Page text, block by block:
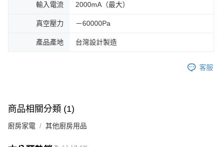
輸入電流 2000mA（最大）
真空壓力 －60000Pa
產品產地 台灣設計製造
客服
商品相關分類 (1)
廚房家電 其他廚房用品